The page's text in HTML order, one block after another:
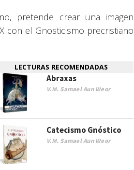
pretende crear una imagen
con el Gnosticismo precristiano
LECTURAS RECOMENDADAS
Abraxas
V.M. Samael Aun Weor
Catecismo Gnóstico
V.M. Samael Aun Weor